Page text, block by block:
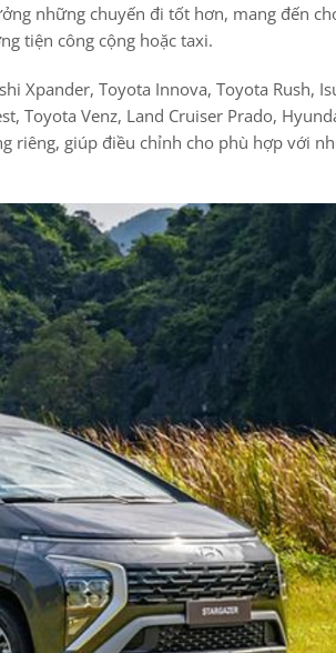
những chuyến đi tốt hơn, mang đến
tiện công cộng hoặc taxi.
Xpander, Toyota Innova, Toyota Rush,
Toyota Venz, Land Cruiser Prado,
riêng, giúp điều chỉnh cho phù hợp với